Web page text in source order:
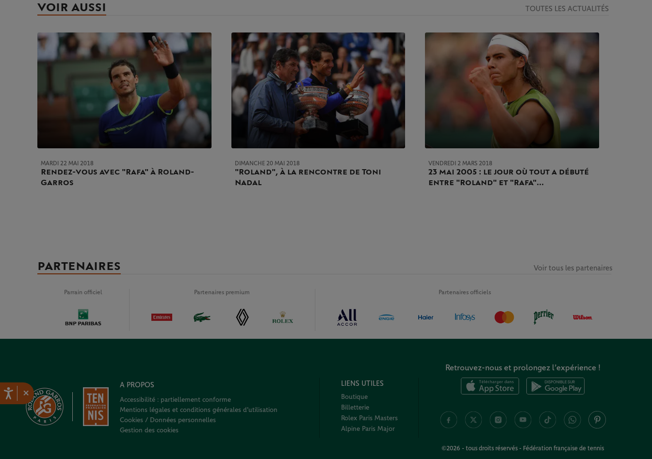
×
VOIR AUSSI TOUTES LES ACTUALITÉS
MARDI 22 MAI 2018
Rendez-vous avec "Rafa" à Roland-
Garros
DIMANCHE 20 MAI 2018
"Roland", à la rencontre de Toni
Nadal
VENDREDI 2 MARS 2018
23 mai 2005 : le jour où tout a débuté
entre "Roland" et "Rafa"...
PARTENAIRES
Parrain officiel Partenaires premium Partenaires officiels
Voir tous les partenaires
A PROPOS
Accessibilité : partiellement conforme
Mentions légales et conditions générales d'utilisation
Cookies / Données personnelles
Gestion des cookies
LIENS UTILES
Boutique
Billetterie
Rolex Paris Masters
Alpine Paris Major
Retrouvez-nous et prolongez l’expérience !
©2026 - tous droits réservés - Fédération française de tennis